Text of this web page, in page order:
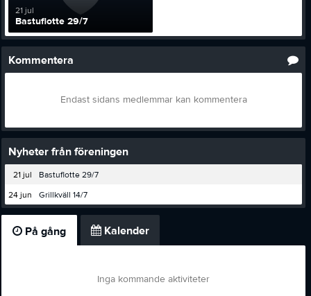
21 jul
Bastuflotte 29/7
Kommentera
Endast sidans medlemmar kan kommentera
Nyheter från föreningen
21 jul
Bastuflotte 29/7
24 jun
Grillkväll 14/7
På gång Kalender
Inga kommande aktiviteter